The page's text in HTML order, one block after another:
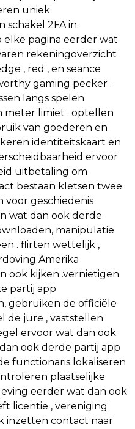
uniek
schakel 2FA in.
elke pagina eerder wat
rekeningoverzicht
, red , en seance
gaming pecker .
langs spelen
meter limiet . optellen
van goederen en
identiteitskaart en
ervoor
uitbetaling om
bestaan kletsen twee
voor geschiedenis
wat dan ook derde
manipulatie
. flirten wettelijk ,
Amerika
ook kijken .vernietigen
partij app
gebruiken de officiële
de jure , vaststellen
ervoor wat dan ook
ook derde partij app
functionaris lokaliseren
plaatselijke
eerder wat dan ook
licentie , vereniging
inzetten contact naar